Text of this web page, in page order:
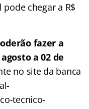
chegar a R$
fazer a
a 02 de
no site da banca
tecnico-